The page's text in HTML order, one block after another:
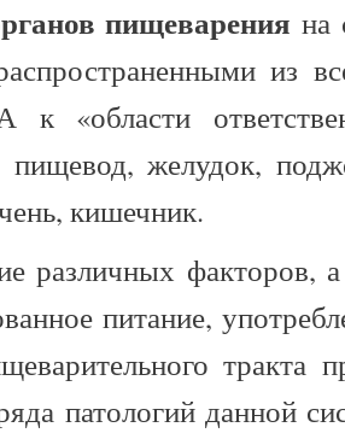
пищеварения на
из
к «области
пищевод, желудок,
кишечник.
различных факторов,
питание,
тракта
патологий данной